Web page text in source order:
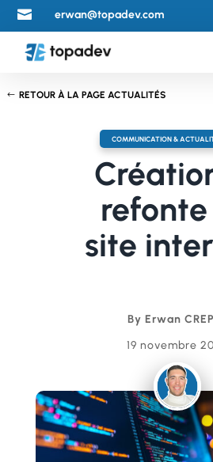
 erwan@topadev.com
RETOUR À LA PAGE ACTUALITÉS
COMMUNICATION &
site
By Erwan
19 novembre